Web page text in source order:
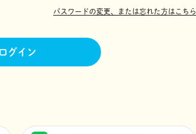
パスワードの変更、または忘れた方はこちら
ログイン